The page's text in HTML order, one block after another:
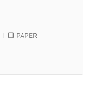
PAPER